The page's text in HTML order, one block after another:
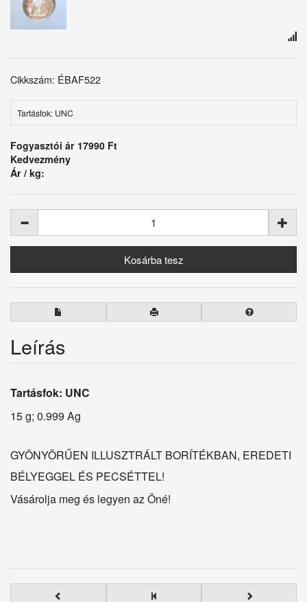
Cikkszám: ÉBAF522
Tartásfok: UNC
Fogyasztói ár 17990 Ft
Kedvezmény
Ár / kg:
Leírás
Tartásfok: UNC
15 g; 0.999 Ag
GYÖNYÖRŰEN ILLUSZTRÁLT BORÍTÉKBAN, EREDETI
BÉLYEGGEL ÉS PECSÉTTEL!
Vásárolja meg és legyen az Öné!